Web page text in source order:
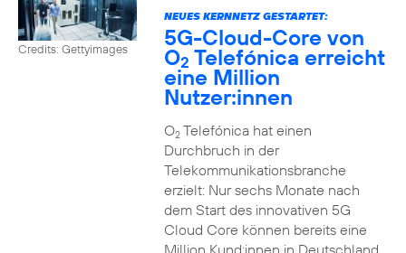
Credits: Gettyimages
NEUES KERNNETZ GESTARTET:
5G-Cloud-Core von
O2 Telefónica erreicht
eine Million
Nutzer:innen
O2Telefónica hat einen
Durchbruch in der
Telekommunikationsbranche
erzielt: Nur sechs Monate nach
dem Start des innovativen 5G
Cloud Core können bereits eine
Million Kund:innen in Deutschland